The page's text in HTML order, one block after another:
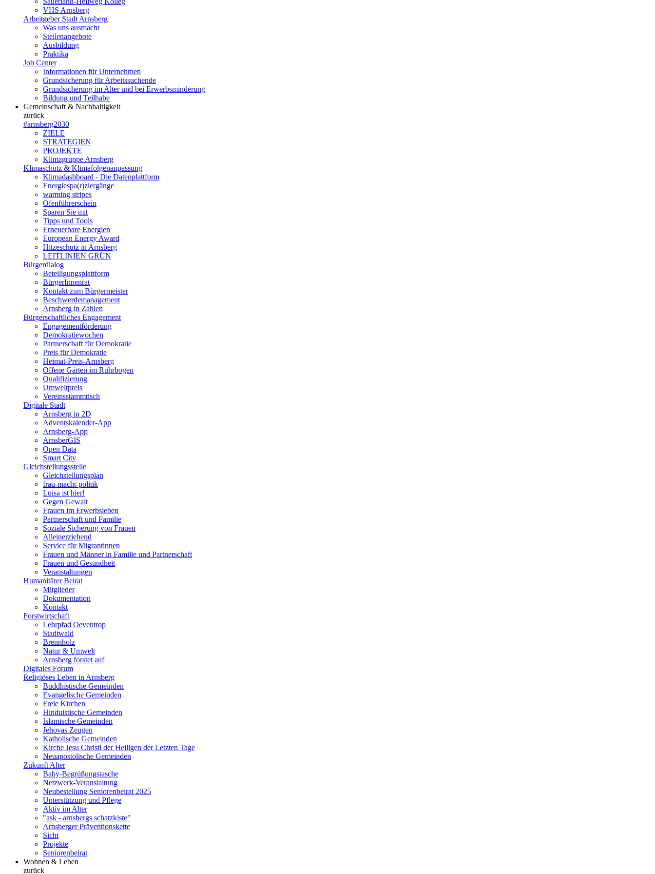
VHS Arnsberg
Arbeitgeber Stadt Arnsberg
Was uns ausmacht
Stellenangebote
Ausbildung
Praktika
Job Center
Informationen für Unternehmen
Grundsicherung für Arbeitssuchende
Grundsicherung im Alter und bei Erwerbsminderung
Bildung und Teilhabe
Gemeinschaft & Nachhaltigkeit
zurück
#arnsberg2030
ZIELE
STRATEGIEN
PROJEKTE
Klimagruppe Arnsberg
Klimaschutz & Klimafolgenanpassung
Klimadashboard - Die Datenplattform
Energiespa(r)ziergänge
warming stripes
Ofenführerschein
Sparen Sie mit
Tipps und Tools
Erneuerbare Energien
European Energy Award
Hitzeschutz in Arnsberg
LEITLINIEN GRÜN
Bürgerdialog
Beteiligungsplattform
BürgerInnenrat
Kontakt zum Bürgermeister
Beschwerdemanagement
Arnsberg in Zahlen
Bürgerschaftliches Engagement
Engagementförderung
Demokratiewochen
Partnerschaft für Demokratie
Preis für Demokratie
Heimat-Preis-Arnsberg
Offene Gärten im Ruhrbogen
Qualifizierung
Umweltpreis
Vereinsstammtisch
Digitale Stadt
Arnsberg in 2D
Adventskalender-App
Arnsberg-App
ArnsberGIS
Open Data
Smart City
Gleichstellungsstelle
Gleichstellungsplan
frau-macht-politik
Luisa ist hier!
Gegen Gewalt
Frauen im Erwerbsleben
Partnerschaft und Familie
Soziale Sicherung von Frauen
Alleinerziehend
Service für Migrantinnen
Frauen und Männer in Familie und Partnerschaft
Frauen und Gesundheit
Veranstaltungen
Humanitärer Beirat
Mitglieder
Dokumentation
Kontakt
Forstwirtschaft
Lehrpfad Oeventrop
Stadtwald
Brennholz
Natur & Umwelt
Arnsberg forstet auf
Digitales Forum
Religiöses Leben in Arnsberg
Buddhistische Gemeinden
Evangelische Gemeinden
Freie Kirchen
Hinduistische Gemeinden
Islamische Gemeinden
Jehovas Zeugen
Katholische Gemeinden
Kirche Jesu Christi der Heiligen der Letzten Tage
Neuapostolische Gemeinden
Zukunft Alter
Baby-Begrüßungstasche
Netzwerk-Veranstaltung
Neubestellung Seniorenbeirat 2025
Unterstützung und Pflege
Aktiv im Alter
"ask - arnsbergs schatzkiste"
Arnsberger Präventionskette
Sicht
Projekte
Seniorenbeirat
Wohnen & Leben
zurück